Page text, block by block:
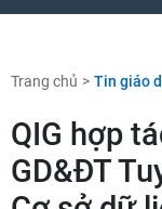
Trang chủ Tin giáo
QIG hợp
GD&ĐT